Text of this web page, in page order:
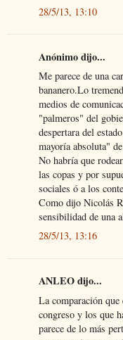
28/5/13, 13:10
Anónimo dijo...
Me parece de una
bananero.Lo
medios de
"palmeros" del
despertara del
mayoría absoluta"
No habría que
las copas y por
sociales ó a los
Como dijo Nicolás
sensibilidad de una
28/5/13, 13:16
ANLEO dijo...
La comparación que
congreso y los que
parece de lo más